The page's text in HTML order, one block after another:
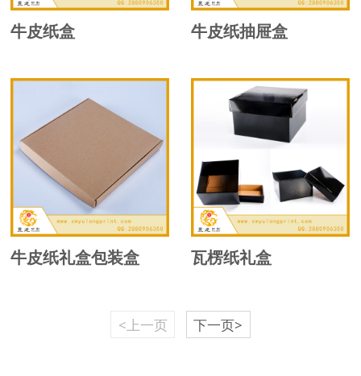
牛皮纸盒 牛皮纸抽屉盒
牛皮纸礼盒包装盒 瓦楞纸礼盒
<上一页 下一页>